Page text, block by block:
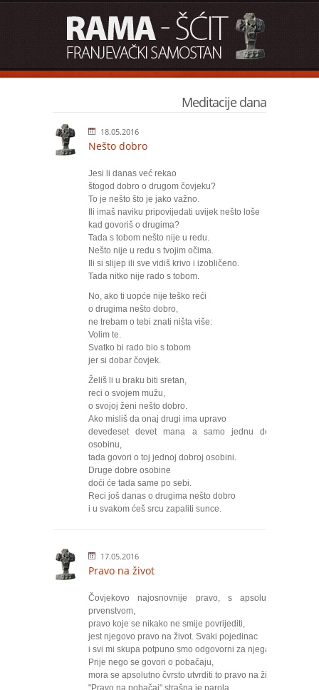
Meditacije dana
18.05.2016
Nešto dobro
Jesi li danas već rekao
štogod dobro o drugom čovjeku?
To je nešto što je jako važno.
Ili imaš naviku pripovijedati uvijek nešto loše
kad govoriš o drugima?
Tada s tobom nešto nije u redu.
Nešto nije u redu s tvojim očima.
Ili si slijep ili sve vidiš krivo i izobličeno.
Tada nitko nije rado s tobom.
No, ako ti uopće nije teško reći
o drugima nešto dobro,
ne trebam o tebi znati ništa više:
Volim te.
Svatko bi rado bio s tobom
jer si dobar čovjek.
Želiš li u braku biti sretan,
reci o svojem mužu,
o svojoj ženi nešto dobro.
Ako misliš da onaj drugi ima upravo
devedeset devet mana a samo jednu dobru
osobinu,
tada govori o toj jednoj dobroj osobini.
Druge dobre osobine
doći će tada same po sebi.
Reci još danas o drugima nešto dobro
i u svakom ćeš srcu zapaliti sunce.
17.05.2016
Pravo na život
Čovjekovo najosnovnije pravo, s apsolutnim
prvenstvom,
pravo koje se nikako ne smije povrijediti,
jest njegovo pravo na život. Svaki pojedinac
i svi mi skupa potpuno smo odgovorni za njega.
Prije nego se govori o pobačaju,
mora se apsolutno čvrsto utvrditi to pravo na život.
"Pravo na pobačaj" strašna je parola.